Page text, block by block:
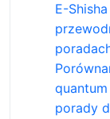
E-
porady